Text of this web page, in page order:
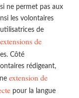
ne permet pas aux
les volontaires
de
extensions de
Côté
rédigeant,
extension de
pour la langue